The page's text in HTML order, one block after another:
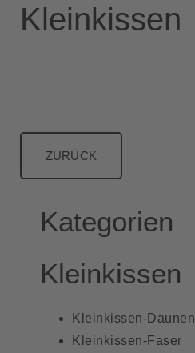
Kleinkissen
ZURÜCK
Kategorien
Kleinkissen
Kleinkissen-Daunen
Kleinkissen-Faser